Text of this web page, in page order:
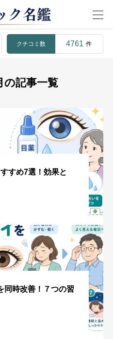
クチコミ数 4761 件
の記事一覧
すめ7選！効果と
同時改善！７つの習